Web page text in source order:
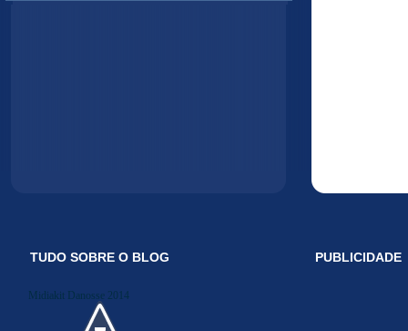
TUDO SOBRE O BLOG
Midiakit Danosse 2014
PUBLICIDADE